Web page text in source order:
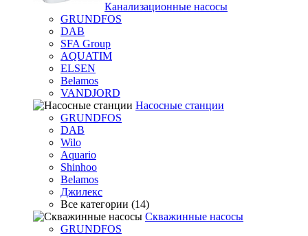
Канализационные насосы
GRUNDFOS
DAB
SFA Group
AQUATIM
ELSEN
Belamos
VANDJORD
Насосные станции
GRUNDFOS
DAB
Wilo
Aquario
Shinhoo
Belamos
Джилекс
Все категории (14)
Скважинные насосы
GRUNDFOS